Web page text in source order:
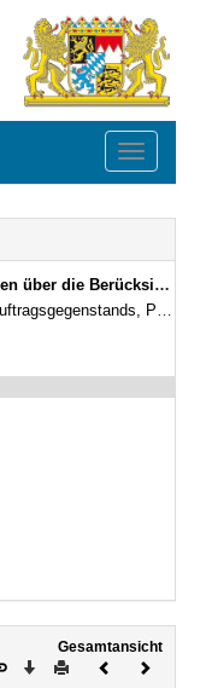
Toggle
bei der Vergabe öffentlicher Aufträge
Planung von Bauvorhaben
Gesamtansicht
Download
DruckenVorheriges